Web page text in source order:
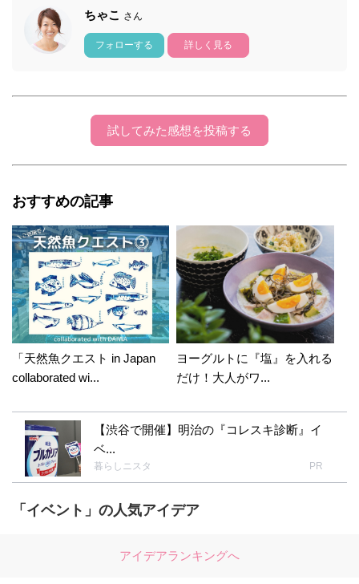
ちゃこ さん
フォローする 詳しく見る
試してみた感想を投稿する
おすすめの記事
「天然魚クエスト in Japan
collaborated wi...
ヨーグルトに『塩』を入れる
だけ！大人がワ...
【渋谷で開催】明治の『コレスキ診断』イ
ベ...
暮らしニスタ PR
「イベント」の人気アイデア
アイデアランキングへ